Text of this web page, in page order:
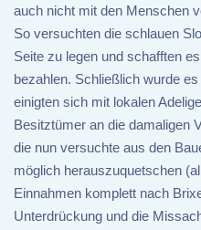
auch nicht mit den Menschen
So versuchten die schlauen
Seite zu legen und schafften
bezahlen. Schließlich wurde
einigten sich mit lokalen
Besitztümer an die damaligen
die nun versuchte aus den
möglich herauszuquetschen
Einnahmen komplett nach
Unterdrückung und die